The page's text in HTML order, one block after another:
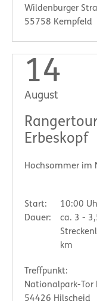
Wildenburger
55758 Kempfeld
14
August
Erbeskopf
Hochsommer im
Start:
10:00
Dauer:
ca. 3 -
km
Treffpunkt:
Nationalpark-Tor
54426 Hilscheid